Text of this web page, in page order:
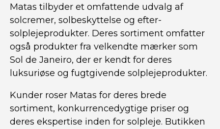
Matas tilbyder et omfattende udvalg af
solcremer, solbeskyttelse og efter-
solplejeprodukter. Deres sortiment omfatter
også produkter fra velkendte mærker som
Sol de Janeiro, der er kendt for deres
luksuriøse og fugtgivende solplejeprodukter.
Kunder roser Matas for deres brede
sortiment, konkurrencedygtige priser og
deres ekspertise inden for solpleje. Butikken